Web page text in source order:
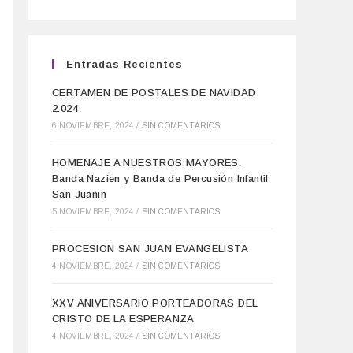
Entradas Recientes
CERTAMEN DE POSTALES DE NAVIDAD
2.024
6 NOVIEMBRE, 2024 / SIN COMENTARIOS
HOMENAJE A NUESTROS MAYORES.
Banda Nazien y Banda de Percusión Infantil
San Juanin
5 NOVIEMBRE, 2024 / SIN COMENTARIOS
PROCESION SAN JUAN EVANGELISTA
4 NOVIEMBRE, 2024 / SIN COMENTARIOS
XXV ANIVERSARIO PORTEADORAS DEL
CRISTO DE LA ESPERANZA
4 NOVIEMBRE, 2024 / SIN COMENTARIOS